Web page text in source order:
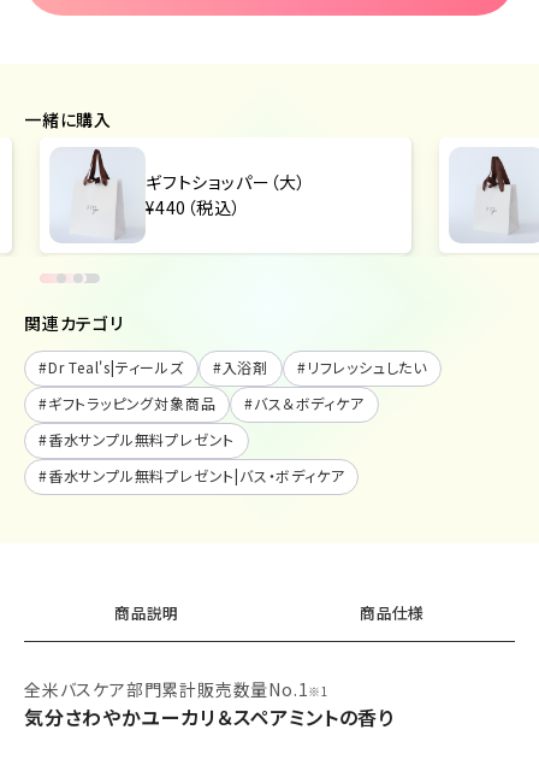
一緒に購入
ギフトショッパー（大）
¥440（税込）
関連カテゴリ
#Dr Teal's|ティールズ #入浴剤 #リフレッシュしたい
#ギフトラッピング対象商品 #バス＆ボディケア
#香水サンプル無料プレゼント
#香水サンプル無料プレゼント|バス・ボディケア
商品説明 商品仕様
全米バスケア部門累計販売数量No.1※1
気分さわやかユーカリ＆スペアミントの香り